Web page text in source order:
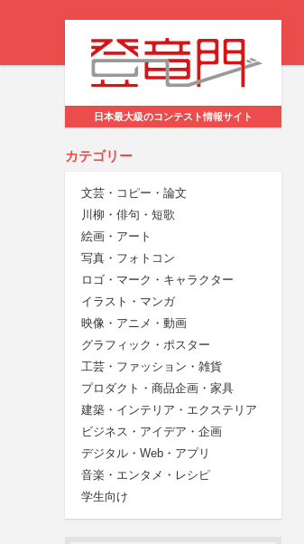
日本最大級のコンテスト情報サイト
カテゴリー
文芸・コピー・論文
川柳・俳句・短歌
絵画・アート
写真・フォトコン
ロゴ・マーク・キャラクター
イラスト・マンガ
映像・アニメ・動画
グラフィック・ポスター
工芸・ファッション・雑貨
プロダクト・商品企画・家具
建築・インテリア・エクステリア
ビジネス・アイデア・企画
デジタル・Web・アプリ
音楽・エンタメ・レシピ
学生向け